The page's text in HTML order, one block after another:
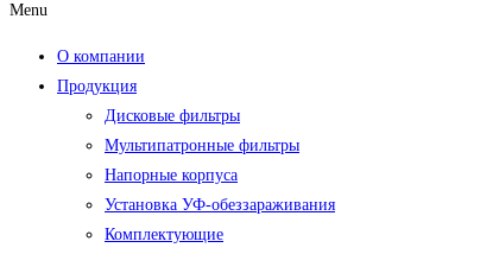
Menu
О компании
Продукция
Дисковые фильтры
Мультипатронные фильтры
Напорные корпуса
Установка УФ-обеззараживания
Комплектующие